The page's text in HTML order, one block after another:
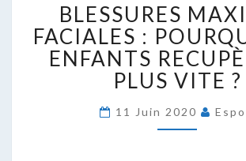
MAXILLO-
FACIALES
:
LES
PLUS
BLESSURES
FACIALES :
ENFANTS
PLUS VITE ?
11 Juin 2020